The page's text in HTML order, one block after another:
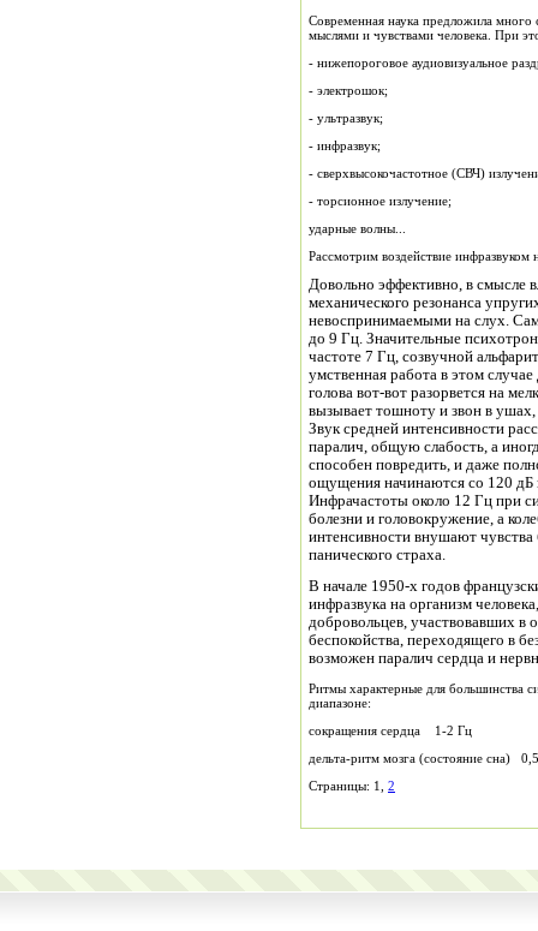
Современная наука предложила
мыслями и чувствами человека. При
- нижепороговое аудиовизуальное
- электрошок;
- ультразвук;
- инфразвук;
- сверхвысокочастотное (СВЧ)
- торсионное излучение;
ударные волны...
Рассмотрим воздействие инфразвуком
Довольно эффективно, в смысле
механического резонанса
невоспринимаемыми на слух.
до 9 Гц. Значительные
частоте 7 Гц, созвучной
умственная работа в этом
голова вот-вот разорвется на
вызывает тошноту и звон в
Звук средней интенсивности
паралич, общую слабость, а
способен повредить, и даже
ощущения начинаются со 120
Инфрачастоты около 12 Гц при
болезни и головокружение, а
интенсивности внушают чувства
панического страха.
В начале 1950-х годов
инфразвука на организм
добровольцев, участвовавших в
беспокойства, переходящего в
возможен паралич сердца и
Ритмы характерные для большинства
диапазоне:
сокращения сердца 1-2 Гц
дельта-ритм мозга (состояние сна)
Страницы: 1, 2